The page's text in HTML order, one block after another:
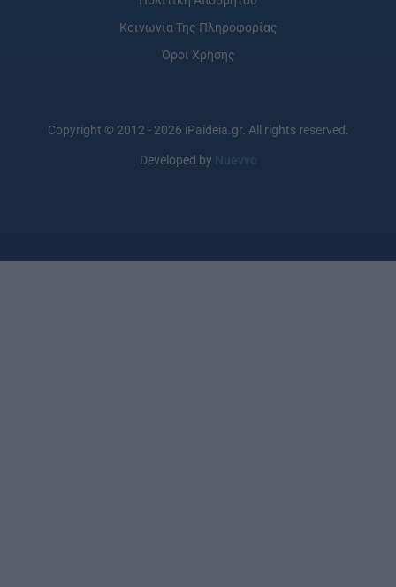
Κοινωνία Της Πληροφορίας
Όροι Χρήσης
Copyright © 2012 - 2026 iPaideia.gr. All rights reserved.
Developed by